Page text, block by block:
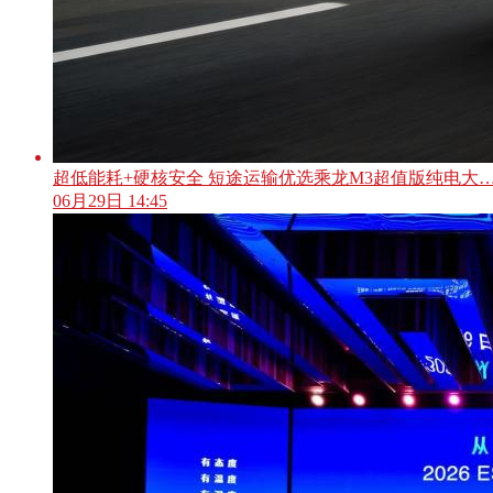
超低能耗+硬核安全 短途运输优选乘龙M3超值版纯电大
06月29日 14:45